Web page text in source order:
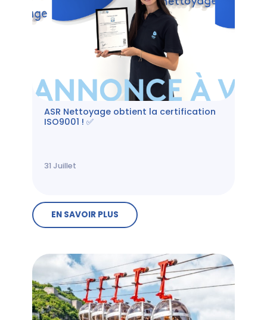
ASR Nettoyage obtient la certification
ISO9001 ! ✅
31 Juillet
EN SAVOIR PLUS